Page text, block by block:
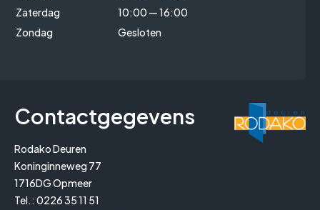
Zaterdag
10:00 — 16:00
Zondag
Gesloten
Contactgegevens
Rodako Deuren
Koninginneweg 77
1716DG Opmeer
Tel.: 0226 35 11 51